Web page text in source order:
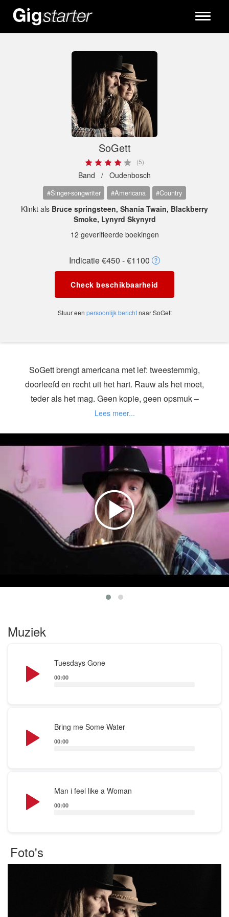
Toggle
SoGett
(5)
Band / Oudenbosch
#Singer-songwriter #Americana #Country
Klinkt als Bruce springsteen, Shania Twain, Blackberry
Smoke, Lynyrd Skynyrd
12 geverifieerde boekingen
Indicatie €450 - €1100
Check beschikbaarheid
Stuur een persoonlijk berichtnaar SoGett
SoGett brengt americana met lef: tweestemmig,
doorleefd en recht uit het hart. Rauw als het moet,
teder als het mag. Geen kopie, geen opsmuk –
gewoon muziek die iets durft te zeggen. Als duo of
Muziek
Tuesdays Gone
Player
00:00
Bring me Some Water
Player
00:00
Man i feel like a Woman
Player
00:00
Foto's